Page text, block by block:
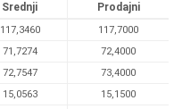
Srednji Prodajni
117,3460
117,7000
71,7274
72,4000
72,7547
73,4000
15,0563
15,1500